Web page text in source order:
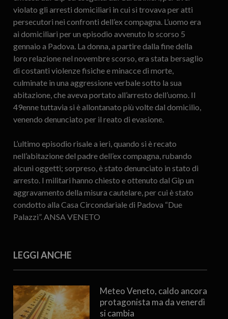
violato gli arresti domiciliari in cui si trovava per atti
persecutori nei confronti dell’ex compagna. L’uomo era
ai domiciliari per un episodio avvenuto lo scorso 5
gennaio a Padova. La donna, a partire dalla fine della
loro relazione nel novembre scorso, era stata bersaglio
di costanti violenze fisiche e minacce di morte,
culminate in una aggressione verbale sotto la sua
abitazione, che aveva portato all’arresto dell’uomo. Il
49enne tuttavia si è allontanato più volte dal domicilio,
venendo denunciato per il reato di evasione.
L’ultimo episodio risale a ieri, quando si è recato
nell’abitazione del padre dell’ex compagna, rubando
alcuni oggetti; sorpreso, è stato denunciato in stato di
arresto. I militari hanno chiesto e ottenuto dal Gip un
aggravamento della misura cautelare, per cui è stato
condotto alla Casa Circondariale di Padova “Due
Palazzi”. ANSA VENETO
LEGGI ANCHE
Meteo Veneto, caldo ancora
protagonista ma da venerdì
si cambia